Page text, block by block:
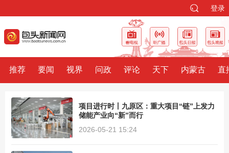
登录
推荐 要闻 视界 问政 评论 天下 内蒙古 直
项目进行时丨九原区：重大项目“链”上发力
储能产业向“新”而行
2026-05-21 15:24